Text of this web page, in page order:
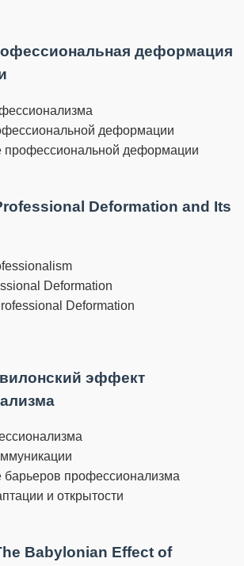
деформация
деформации
профессиональной деформации
Deformation and Its
Deformation
Deformation
эффект
барьеров профессионализма
и открытости
Babylonian Effect of